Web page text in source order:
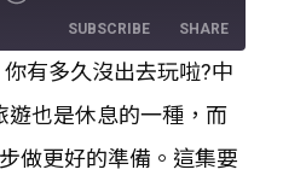
SUBSCRIBE SHARE
有多久沒出去玩啦?中
遊也是休息的一種，而
做更好的準備。這集要